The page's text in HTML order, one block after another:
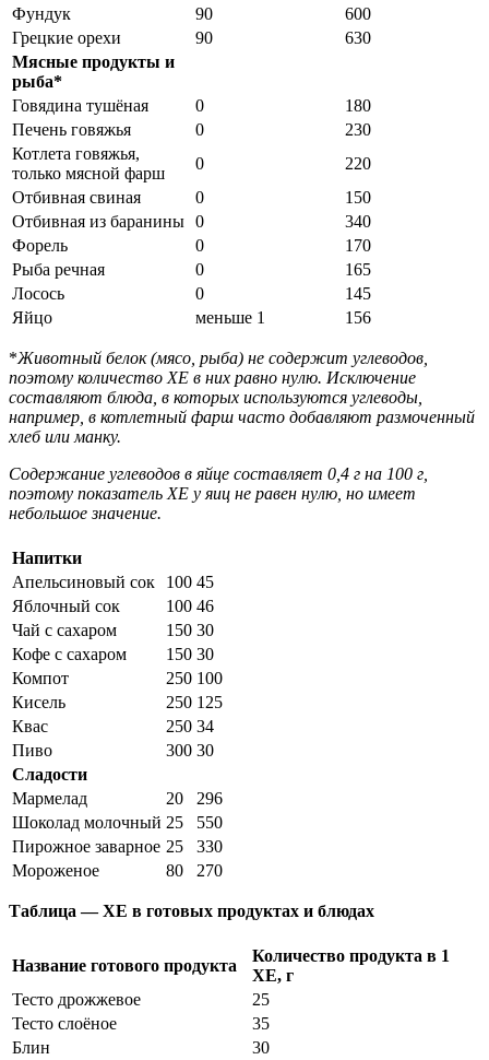
Фундук
90
600
Грецкие орехи
90
630
Мясные продукты и
рыба*
Говядина тушёная
0
180
Печень говяжья
0
230
Котлета говяжья,
только мясной фарш
0
220
Отбивная свиная
0
150
Отбивная из баранины 0
340
Форель
0
170
Рыба речная
0
165
Лосось
0
145
Яйцо
меньше 1 156
*Животный белок (мясо, рыба) не содержит углеводов,
поэтому количество ХЕ в них равно нулю. Исключение
составляют блюда, в которых используются углеводы,
например, в котлетный фарш часто добавляют размоченный
хлеб или манку.
Содержание углеводов в яйце составляет 0,4 г на 100 г,
поэтому показатель ХЕ у яиц не равен нулю, но имеет
небольшое значение.
Напитки
Апельсиновый сок
100 45
Яблочный сок
100 46
Чай с сахаром
150 30
Кофе с сахаром
150 30
Компот
250 100
Кисель
250 125
Квас
250 34
Пиво
300 30
Сладости
Мармелад
20
296
Шоколад молочный 25
550
Пирожное заварное 25
330
Мороженое
80 270
Таблица — ХЕ в готовых продуктах и блюдах
Название готового продукта
Количество продукта в 1
ХЕ, г
Тесто дрожжевое
25
Тесто слоёное
35
Блин
30